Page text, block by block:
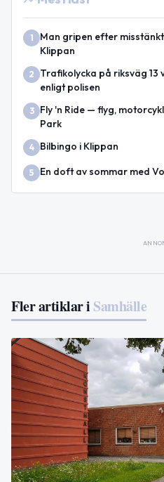
1
Man gripen efter
Klippan
2
Trafikolycka på riksväg 13
enligt polisen
3
Fly 'n Ride — flyg,
Park
4 Bilbingo i Klippan
5 En doft av sommar med
Fler artiklar i Samhälle